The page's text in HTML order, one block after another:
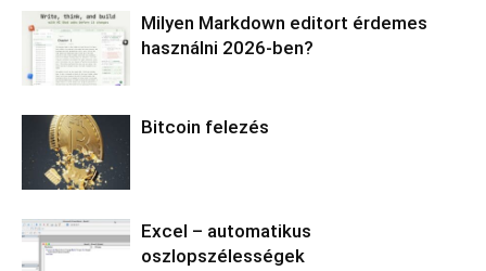
Milyen Markdown editort érdemes
használni 2026-ben?
Bitcoin felezés
Excel – automatikus
oszlopszélességek